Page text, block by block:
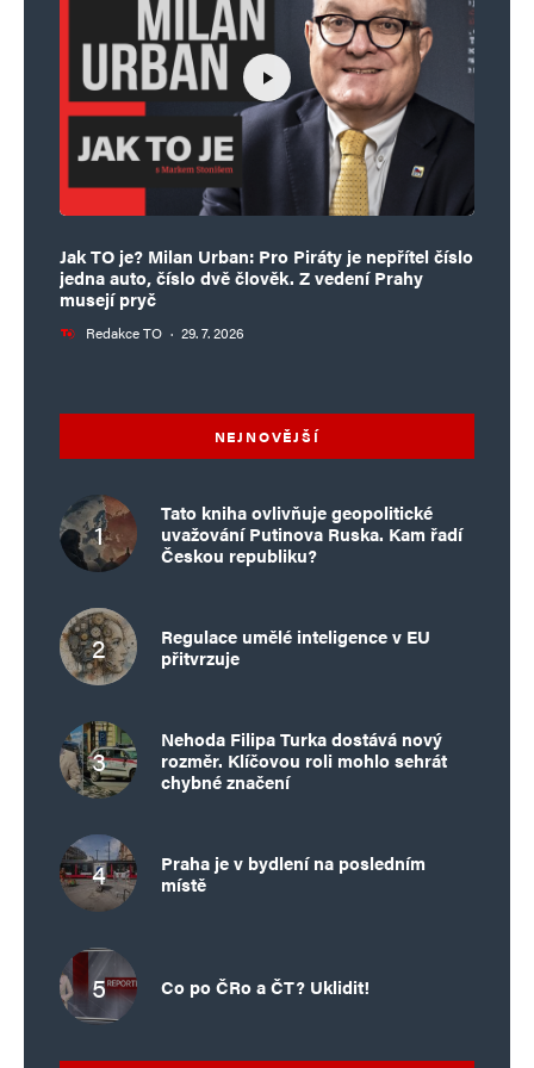
Jak TO je? Milan Urban: Pro Piráty je nepřítel číslo
jedna auto, číslo dvě člověk. Z vedení Prahy
musejí pryč
Redakce TO · 29. 7. 2026
NEJNOVĚJŠÍ
Tato kniha ovlivňuje geopolitické
uvažování Putinova Ruska. Kam řadí
Českou republiku?
Regulace umělé inteligence v EU
přitvrzuje
Nehoda Filipa Turka dostává nový
rozměr. Klíčovou roli mohlo sehrát
chybné značení
Praha je v bydlení na posledním
místě
Co po ČRo a ČT? Uklidit!